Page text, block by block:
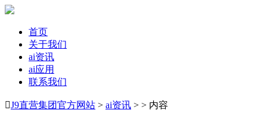
首页
关于我们
ai资讯
ai应用
联系我们
J9直营集团官方网站 > ai资讯 > > 内容